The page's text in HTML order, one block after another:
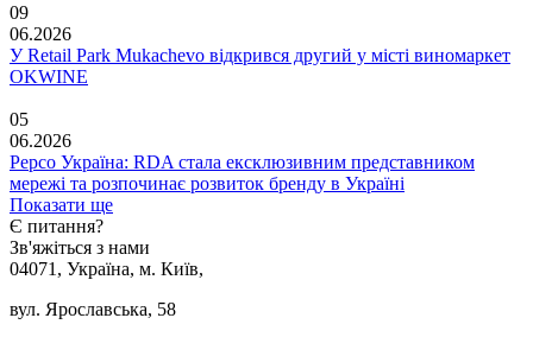
09
06.2026
У Retail Park Mukachevo відкрився другий у місті виномаркет
OKWINE
05
06.2026
Pepco Україна: RDA стала ексклюзивним представником
мережі та розпочинає розвиток бренду в Україні
Показати ще
Є питання?
Зв'яжіться з нами
04071, Україна, м. Київ,
вул. Ярославська, 58